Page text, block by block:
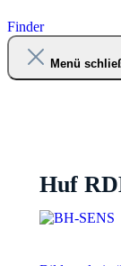
Finder
Menü
Huf